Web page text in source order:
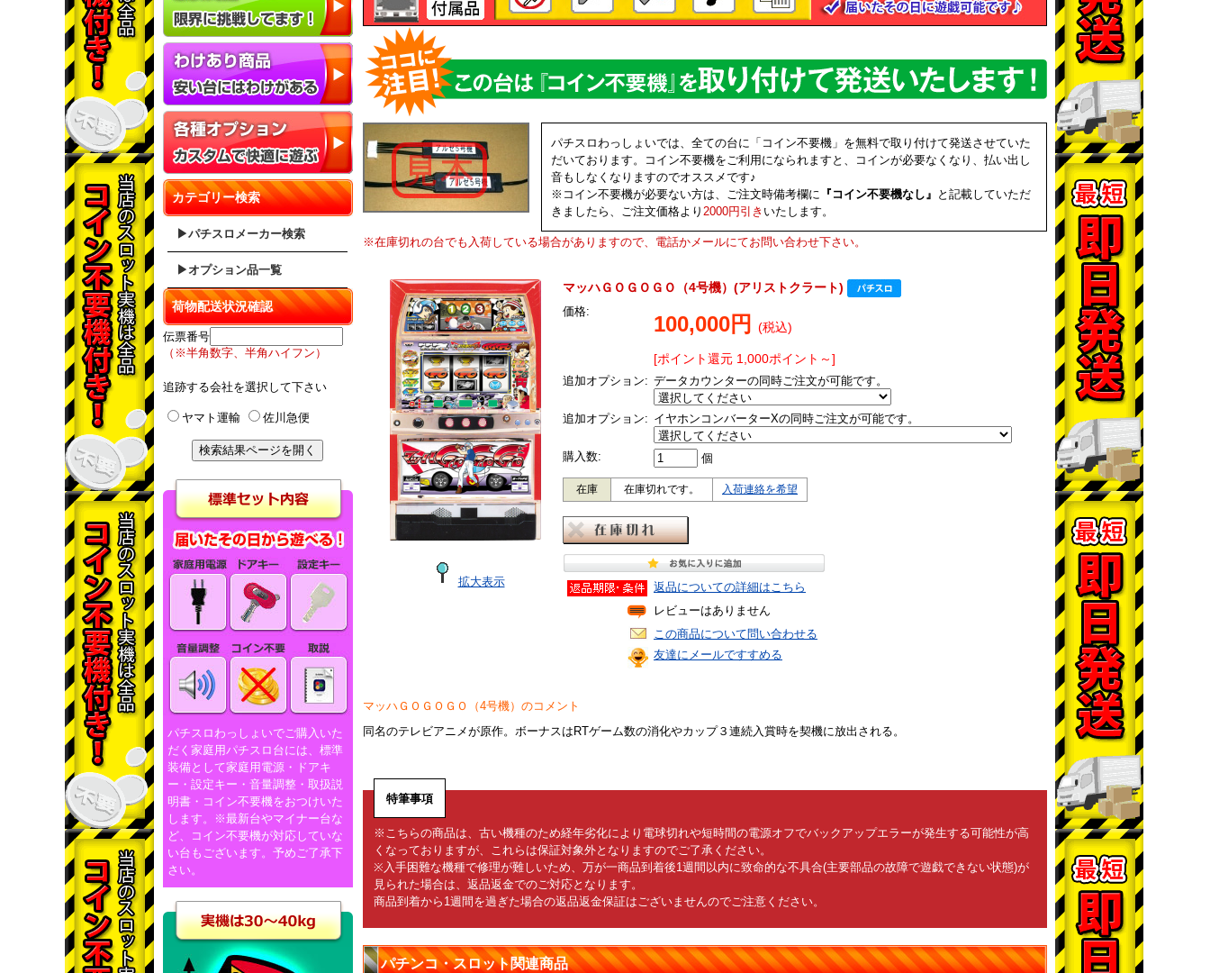
カテゴリー検索
▶パチスロメーカー検索
▶オプション品一覧
荷物配送状況確認
伝票番号
（※半角数字、半角ハイフン）
追跡する会社を選択して下さい
ヤマト運輸 佐川急便
パチスロわっしょいでご購入いた
だく家庭用パチスロ台には、標準
装備として家庭用電源・ドアキ
ー・設定キー・音量調整・取扱説
明書・コイン不要機をおつけいた
します。※最新台やマイナー台な
ど、コイン不要機が対応していな
い台もございます。予めご了承下
さい。
パチスロわっしょいでは、全ての台に「コイン不要機」を無料で取り付けて発送させていた
だいております。コイン不要機をご利用になられますと、コインが必要なくなり、払い出し
音もしなくなりますのでオススメです♪
※コイン不要機が必要ない方は、ご注文時備考欄に 『コイン不要機なし』 と記載していただ
きましたら、ご注文価格より 2000円引き いたします。
※在庫切れの台でも入荷している場合がありますので、電話かメールにてお問い合わせ下さい。
拡大表示
マッハＧＯＧＯＧＯ（4号機）(アリストクラート)
価格:
100,000円 (税込)
[ポイント還元 1,000ポイント～]
追加オプション: データカウンターの同時ご注文が可能です。
追加オプション: イヤホンコンバーターXの同時ご注文が可能です。
購入数: 個
在庫 在庫切れです。 入荷連絡を希望
返品についての詳細はこちら
レビューはありません
この商品について問い合わせる
友達にメールですすめる
マッハＧＯＧＯＧＯ（4号機）のコメント
同名のテレビアニメが原作。ボーナスはRTゲーム数の消化やカップ３連続入賞時を契機に放出される。
特筆事項
※こちらの商品は、古い機種のため経年劣化により電球切れや短時間の電源オフでバックアップエラーが発生する可能性が高
くなっておりますが、これらは保証対象外となりますのでご了承ください。
※入手困難な機種で修理が難しいため、万が一商品到着後1週間以内に致命的な不具合(主要部品の故障で遊戯できない状態)が
見られた場合は、返品返金でのご対応となります。
商品到着から1週間を過ぎた場合の返品返金保証はございませんのでご注意ください。
パチンコ・スロット関連商品